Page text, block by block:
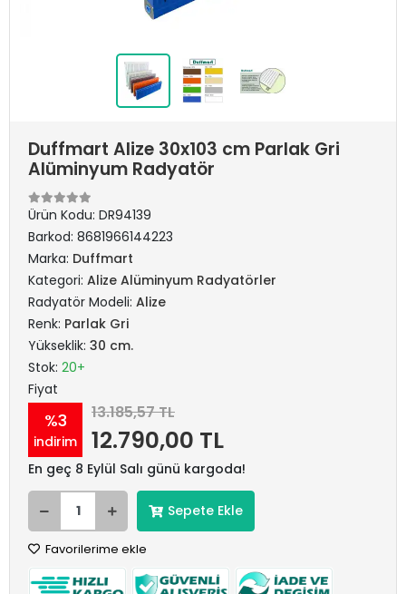
Duffmart Alize 30x103 cm Parlak Gri
Alüminyum Radyatör
Ürün Kodu: DR94139
Barkod: 8681966144223
Marka: Duffmart
Kategori: Alize Alüminyum Radyatörler
Radyatör Modeli: Alize
Renk: Parlak Gri
Yükseklik: 30 cm.
Stok: 20+
Fiyat
%3
indirim
13.185,57 TL
12.790,00 TL
En geç 8 Eylül Salı günü kargoda!
Sepete Ekle
Favorilerime ekle